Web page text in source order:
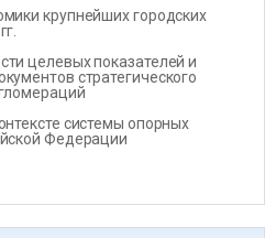
крупнейших городских
целевых показателей и
стратегического
системы опорных
Федерации